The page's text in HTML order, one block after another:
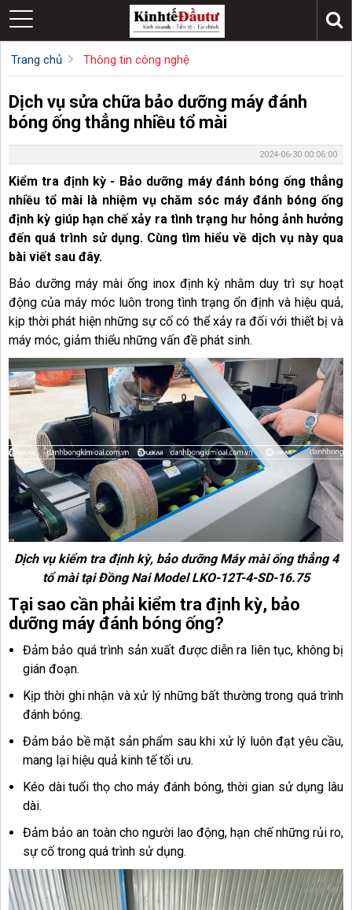
Trang chủ Thông tin công nghệ
Dịch vụ sửa chữa bảo dưỡng máy đánh
bóng ống thẳng nhiều tổ mài
2024-06-30 00:06:00
Kiểm tra định kỳ - Bảo dưỡng máy đánh bóng ống thẳng
nhiều tổ mài là nhiệm vụ chăm sóc máy đánh bóng ống
định kỳ giúp hạn chế xảy ra tình trạng hư hỏng ảnh hưởng
đến quá trình sử dụng.Cùng tìm hiểu về dịch vụ này qua
bài viết sau đây.
Bảo dưỡng máy mài ống inox định kỳ nhằm duy trì sự hoạt
động của máy móc luôn trong tình trạng ổn định và hiệu quả,
kịp thời phát hiện những sự cố có thể xảy ra đối với thiết bị và
máy móc, giảm thiểu những vấn đề phát sinh.
Dịch vụ kiểm tra định kỳ, bảo dưỡng Máy mài ống thẳng 4
tổ mài tại Đồng Nai Model LKO-12T-4-SD-16.75
Tại sao cần phải kiểm tra định kỳ, bảo
dưỡng máy đánh bóng ống?
Đảm bảo quá trình sản xuất được diễn ra liên tục, không bị
gián đoạn.
Kịp thời ghi nhận và xử lý những bất thường trong quá trình
đánh bóng.
Đảm bảo bề mặt sản phẩm sau khi xử lý luôn đạt yêu cầu,
mang lại hiệu quả kinh tế tối ưu.
Kéo dài tuổi thọ cho máy đánh bóng, thời gian sử dụng lâu
dài.
Đảm bảo an toàn cho người lao động, hạn chế những rủi ro,
sự cố trong quá trình sử dụng.